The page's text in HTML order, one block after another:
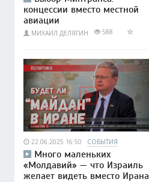
концессии вместо местной
авиации
МИХАИЛ ДЕЛЯГИН 588
22.06.2025 16:50 СОБЫТИЯ
Много маленьких
«Молдавий» — что Израиль
желает видеть вместо Ирана